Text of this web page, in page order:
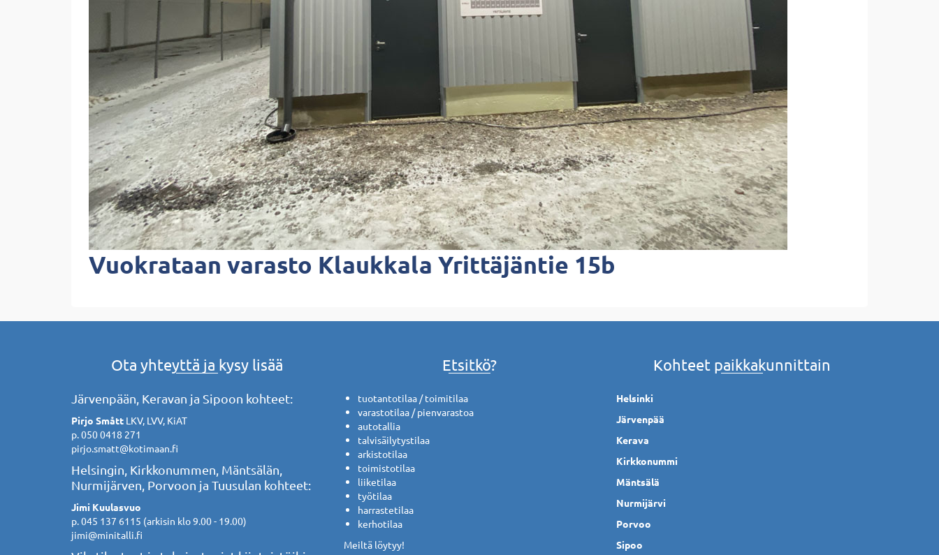
Vuokrataan varasto Klaukkala Yrittäjäntie 15b
Ota yhteyttä ja kysy lisää
Järvenpään, Keravan ja Sipoon kohteet:
Pirjo Smått LKV, LVV, KiAT
p. 050 0418 271
pirjo.smatt@kotimaan.fi
Helsingin, Kirkkonummen, Mäntsälän,
Nurmijärven, Porvoon ja Tuusulan kohteet:
Jimi Kuulasvuo
p. 045 137 6115 (arkisin klo 9.00 - 19.00)
jimi@minitalli.fi
Etsitkö?
tuotantotilaa / toimitilaa
varastotilaa / pienvarastoa
autotallia
talvisäilytystilaa
arkistotilaa
toimistotilaa
liiketilaa
työtilaa
harrastetilaa
kerhotilaa
Meiltä löytyy!
Kohteet paikkakunnittain
Helsinki
Järvenpää
Kerava
Kirkkonummi
Mäntsälä
Nurmijärvi
Porvoo
Sipoo